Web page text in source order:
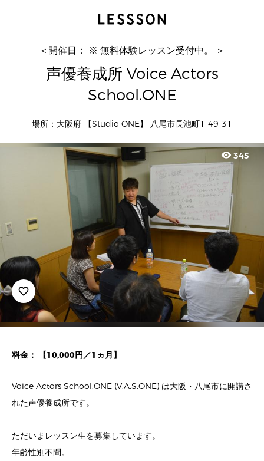
声優養成所 Voice Actors School.ONE
＜開催日： ※ 無料体験レッスン受付中。 ＞
声優養成所 Voice Actors
School.ONE
場所：大阪府 【Studio ONE】 八尾市長池町1-49-31
visibility 345
favorite_border
料金： 【10,000円／1ヵ月】
Voice Actors School.ONE (V.A.S.ONE) は大阪・八尾市に開講さ
れた声優養成所です。
ただいまレッスン生を募集しています。
年齢性別不問。